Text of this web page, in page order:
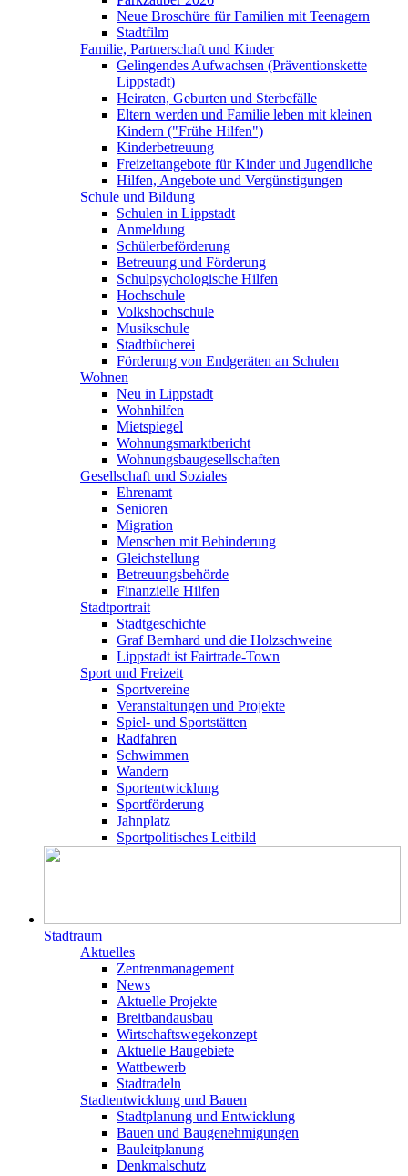
Neue Broschüre für Familien mit Teenagern
Stadtfilm
Familie, Partnerschaft und Kinder
Gelingendes Aufwachsen (Präventionskette
Lippstadt)
Heiraten, Geburten und Sterbefälle
Eltern werden und Familie leben mit kleinen
Kindern ("Frühe Hilfen")
Kinderbetreuung
Freizeitangebote für Kinder und Jugendliche
Hilfen, Angebote und Vergünstigungen
Schule und Bildung
Schulen in Lippstadt
Anmeldung
Schülerbeförderung
Betreuung und Förderung
Schulpsychologische Hilfen
Hochschule
Volkshochschule
Musikschule
Stadtbücherei
Förderung von Endgeräten an Schulen
Wohnen
Neu in Lippstadt
Wohnhilfen
Mietspiegel
Wohnungsmarktbericht
Wohnungsbaugesellschaften
Gesellschaft und Soziales
Ehrenamt
Senioren
Migration
Menschen mit Behinderung
Gleichstellung
Betreuungsbehörde
Finanzielle Hilfen
Stadtportrait
Stadtgeschichte
Graf Bernhard und die Holzschweine
Lippstadt ist Fairtrade-Town
Sport und Freizeit
Sportvereine
Veranstaltungen und Projekte
Spiel- und Sportstätten
Radfahren
Schwimmen
Wandern
Sportentwicklung
Sportförderung
Jahnplatz
Sportpolitisches Leitbild
Stadtraum
Aktuelles
Zentrenmanagement
News
Aktuelle Projekte
Breitbandausbau
Wirtschaftswegekonzept
Aktuelle Baugebiete
Wattbewerb
Stadtradeln
Stadtentwicklung und Bauen
Stadtplanung und Entwicklung
Bauen und Baugenehmigungen
Bauleitplanung
Denkmalschutz